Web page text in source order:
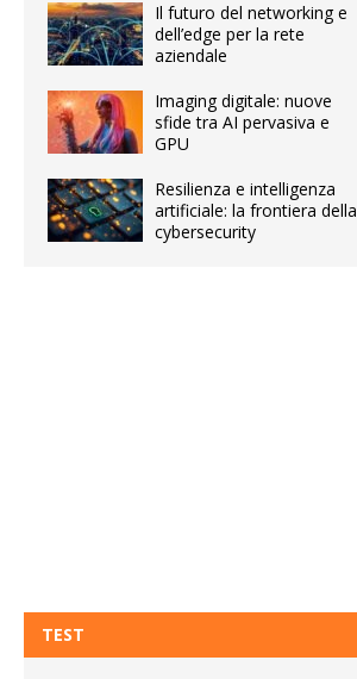
Il futuro del networking e
dell’edge per la rete
aziendale
Imaging digitale: nuove
sfide tra AI pervasiva e
GPU
Resilienza e intelligenza
artificiale: la frontiera della
cybersecurity
TEST